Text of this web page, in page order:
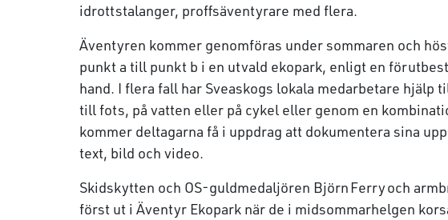
idrottstalanger, proffsäventyrare med flera.
Äventyren kommer genomföras under sommaren och
punkt a till punkt b i en utvald ekopark, enligt en
hand. I flera fall har Sveaskogs lokala medarbetare hjälp
till fots, på vatten eller på cykel eller genom en
kommer deltagarna få i uppdrag att dokumentera sina
text, bild och video.
Skidskytten och OS-guldmedaljören Björn Ferry och
först ut i Äventyr Ekopark när de i midsommarhelgen